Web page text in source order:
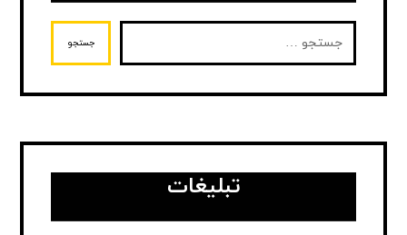
جستجو
تبلیغات